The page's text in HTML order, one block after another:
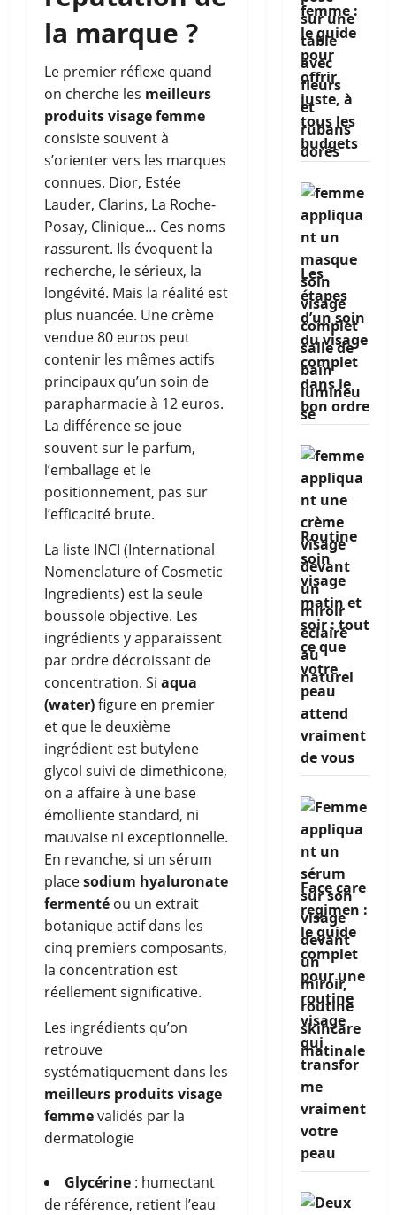
la marque ?
Le premier réflexe quand
on cherche les meilleurs
produits visage femme
consiste souvent à
s’orienter vers les marques
connues. Dior, Estée
Lauder, Clarins, La Roche-
Posay, Clinique… Ces noms
rassurent. Ils évoquent la
recherche, le sérieux, la
longévité. Mais la réalité est
plus nuancée. Une crème
vendue 80 euros peut
contenir les mêmes actifs
principaux qu’un soin de
parapharmacie à 12 euros.
La différence se joue
souvent sur le parfum,
l’emballage et le
positionnement, pas sur
l’efficacité brute.
La liste INCI (International
Nomenclature of Cosmetic
Ingredients) est la seule
boussole objective. Les
ingrédients y apparaissent
par ordre décroissant de
concentration. Si aqua
(water)figure en premier
et que le deuxième
ingrédient est butylene
glycol suivi de dimethicone,
on a affaire à une base
émolliente standard, ni
mauvaise ni exceptionnelle.
En revanche, si un sérum
placesodium hyaluronate
fermenté ou un extrait
botanique actif dans les
cinq premiers composants,
la concentration est
réellement significative.
Les ingrédients qu’on
retrouve
systématiquement dans les
meilleurs produits visage
femmevalidés par la
dermatologie
Glycérine : humectant
de référence, retient l’eau
femme :
le guide
pour
offrir
juste, à
tous les
budgets
Les
étapes
d’un soin
du visage
complet
dans le
bon ordre
Routine
soin
visage
matin et
soir : tout
ce que
votre
peau
attend
vraiment
de vous
Face care
regimen :
le guide
complet
pour une
routine
visage
qui
transfor
me
vraiment
votre
peau